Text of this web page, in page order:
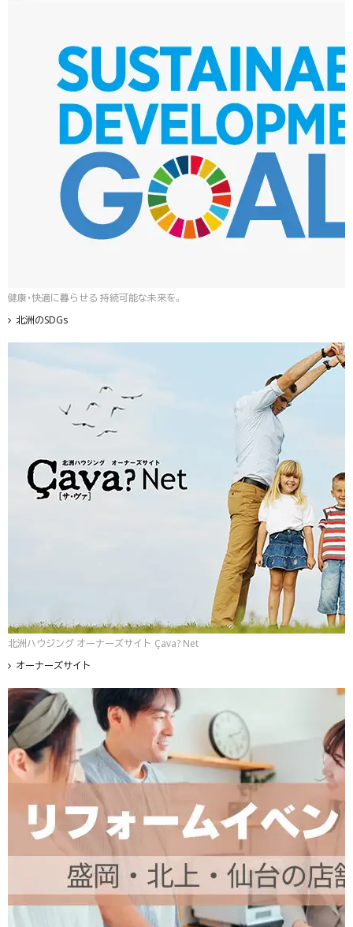
健康・快適に暮らせる 持続可能な未来を。
北洲のSDGs
北洲ハウジング オーナーズサイト Çava? Net
オーナーズサイト